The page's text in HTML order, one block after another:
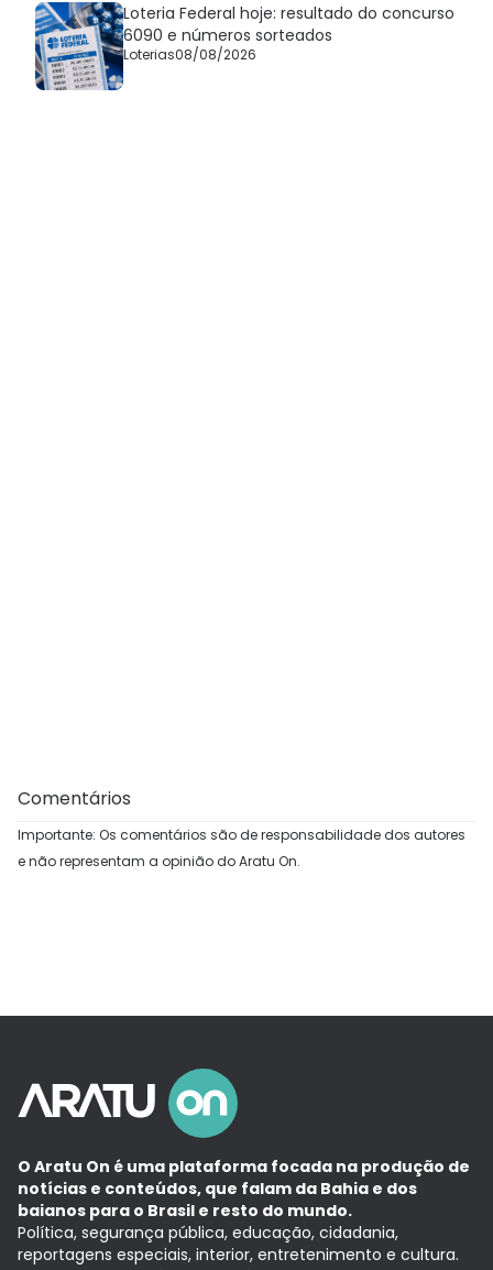
Loteria Federal hoje: resultado do concurso
6090 e números sorteados
Loterias08/08/2026
Comentários
Importante: Os comentários são de responsabilidade dos autores
e não representam a opinião do Aratu On.
O Aratu On é uma plataforma focada na produção de
notícias e conteúdos, que falam da Bahia e dos
baianos para o Brasil e resto do mundo.
Política, segurança pública, educação, cidadania,
reportagens especiais, interior, entretenimento e cultura.